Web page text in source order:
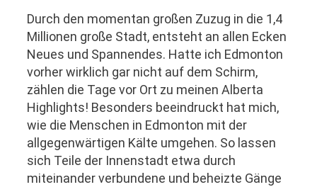
Durch den momentan großen Zuzug in die 1,4
Millionen große Stadt, entsteht an allen Ecken
Neues und Spannendes. Hatte ich Edmonton
vorher wirklich gar nicht auf dem Schirm,
zählen die Tage vor Ort zu meinen Alberta
Highlights! Besonders beeindruckt hat mich,
wie die Menschen in Edmonton mit der
allgegenwärtigen Kälte umgehen. So lassen
sich Teile der Innenstadt etwa durch
miteinander verbundene und beheizte Gänge